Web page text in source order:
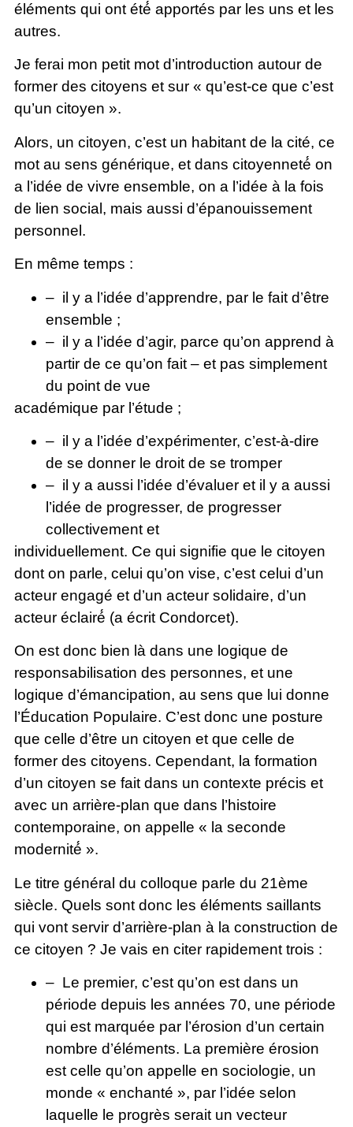
éléments qui ont été́ apportés par les uns et les
autres.
Je ferai mon petit mot d’introduction autour de
former des citoyens et sur « qu’est-ce que c’est
qu’un citoyen ».
Alors, un citoyen, c’est un habitant de la cité, ce
mot au sens générique, et dans citoyenneté́ on
a l’idée de vivre ensemble, on a l’idée à la fois
de lien social, mais aussi d’épanouissement
personnel.
En même temps :
– il y a l’idée d’apprendre, par le fait d’être
ensemble ;
– il y a l’idée d’agir, parce qu’on apprend à
partir de ce qu’on fait – et pas simplement
du point de vue
académique par l’étude ;
– il y a l’idée d’expérimenter, c’est-à-dire
de se donner le droit de se tromper
– il y a aussi l’idée d’évaluer et il y a aussi
l’idée de progresser, de progresser
collectivement et
individuellement. Ce qui signifie que le citoyen
dont on parle, celui qu’on vise, c’est celui d’un
acteur engagé et d’un acteur solidaire, d’un
acteur éclairé́ (a écrit Condorcet).
On est donc bien là dans une logique de
responsabilisation des personnes, et une
logique d’émancipation, au sens que lui donne
l’Éducation Populaire. C’est donc une posture
que celle d’être un citoyen et que celle de
former des citoyens. Cependant, la formation
d’un citoyen se fait dans un contexte précis et
avec un arrière-plan que dans l’histoire
contemporaine, on appelle « la seconde
modernité́ ».
Le titre général du colloque parle du 21ème
siècle. Quels sont donc les éléments saillants
qui vont servir d’arrière-plan à la construction de
ce citoyen ? Je vais en citer rapidement trois :
– Le premier, c’est qu’on est dans un
période depuis les années 70, une période
qui est marquée par l’érosion d’un certain
nombre d’éléments. La première érosion
est celle qu’on appelle en sociologie, un
monde « enchanté », par l’idée selon
laquelle le progrès serait un vecteur